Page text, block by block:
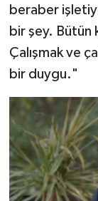
beraber
bir şey. Bütün
Çalışmak ve
bir duygu."